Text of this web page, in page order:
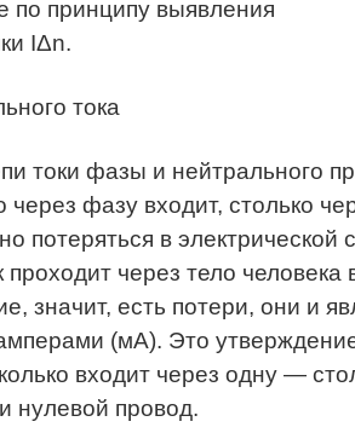
принципу выявления
IΔn.
токи фазы и нейтрального
фазу входит, столько
потеряться в электрической
проходит через тело человека
значит, есть потери, они и
(мА). Это
входит через одну —
нулевой провод.